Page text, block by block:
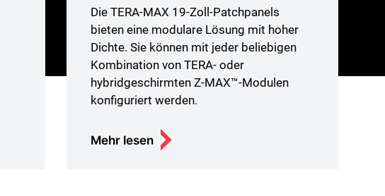
Die TERA-MAX 19-Zoll-Patchpanels
bieten eine modulare Lösung mit hoher
Dichte. Sie können mit jeder beliebigen
Kombination von TERA- oder
hybridgeschirmten Z-MAX™-Modulen
konfiguriert werden.
Mehr lesen